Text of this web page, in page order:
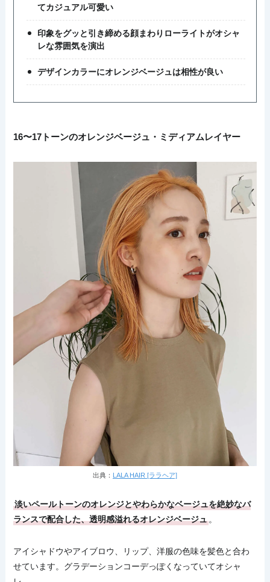
てカジュアル可愛い
印象をグッと引き締める顔まわりローライトがオシャ
レな雰囲気を演出
デザインカラーにオレンジベージュは相性が良い
16〜17トーンのオレンジベージュ・ミディアムレイヤー
出典： LALA HAIR [ララヘア]
淡いペールトーンのオレンジとやわらかなベージュを絶妙なバ
ランスで配合した、透明感溢れるオレンジベージュ。
アイシャドウやアイブロウ、リップ、洋服の色味を髪色と合わ
せています。グラデーションコーデっぽくなっていてオシャ